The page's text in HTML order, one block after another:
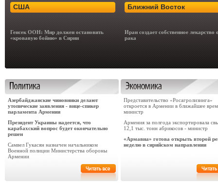
США
Генсек ООН: Мир должен остановить
«кровавую бойню» в Сирии
Ближний Восток
Иран создает собственное лекарство
рака
Азербайджанские чиновники делают
утопические заявления - вице-спикер
парламента Армении
Президент Украины надеется, что
карабахский вопрос будет окончательно
решен
Самвел Гукасян назначен начальником
Военной полиции Министерства обороны
Армении
Представительство «Росагролизинга»
откроется в Армении в ближайшее
министр
Армения за полгода экспортировала
12,1 тыс. тонн абрикосов - министр
«Армавиа» готова открыть второй
неделю в сирийском направлении